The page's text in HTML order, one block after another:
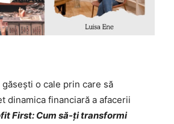
găsești o cale prin care să
dinamica financiară a afacerii
First: Cum să-ți transformi